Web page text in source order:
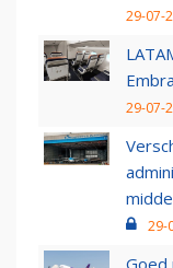
29-07-
29-07-
29-
Goed